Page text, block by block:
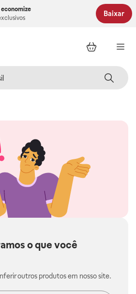
economize
Baixar
o que você
outros produtos em nosso site.